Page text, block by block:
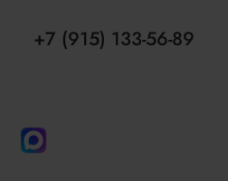
+7 (915) 133-56-89